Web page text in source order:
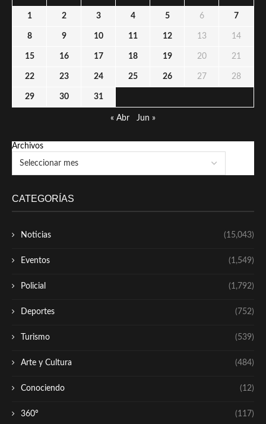
1 2 3 4 5 6 7
8 9 10 11 12 13 14
15 16 17 18 19 20 21
22 23 24 25 26 27 28
29 30 31
« Abr Jun »
Archivos
CATEGORÍAS
Noticias (15,043)
Eventos (1,549)
Policial (1,792)
Deportes (752)
Turismo (539)
Arte y Cultura (484)
Conociendo (12)
360º (117)